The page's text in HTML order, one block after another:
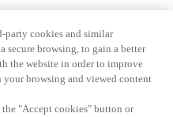
party cookies and similar
secure browsing, to gain a better
the website in order to improve
your browsing and viewed content
"Accept cookies" button or